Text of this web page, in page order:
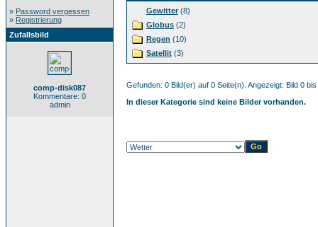
» Password vergessen
» Registrierung
Zufallsbild
comp-disk087
Kommentare: 0
admin
Gewitter(8)
Globus (2)
Regen (10)
Satellit (3)
Gefunden: 0 Bild(er) auf 0 Seite(n). Angezeigt: Bild 0 bis
In dieser Kategorie sind keine Bilder vorhanden.